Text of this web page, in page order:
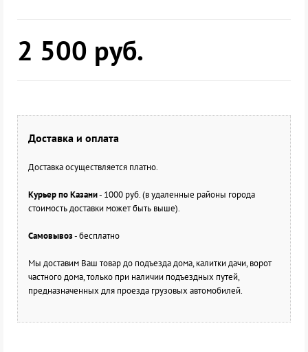
2 500 руб.
Доставка и оплата
Доставка осуществляется платно.
Курьер по Казани- 1000 руб. (в удаленные районы города
стоимость доставки может быть выше).
Самовывоз- бесплатно
Мы доставим Ваш товар до подъезда дома, калитки дачи, ворот
частного дома, только при наличии подъездных путей,
предназначенных для проезда грузовых автомобилей.